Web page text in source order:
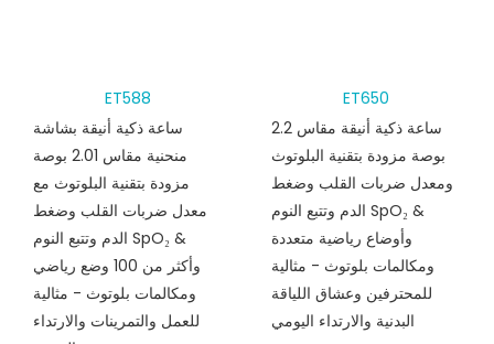
ET588
ساعة ذكية أنيقة بشاشة
منحنية مقاس 2.01 بوصة
مزودة بتقنية البلوتوث مع
معدل ضربات القلب وضغط
الدم وتتبع النوم SpO₂ &
وأكثر من 100 وضع رياضي
ومكالمات بلوتوث - مثالية
للعمل والتمرينات والارتداء
ET650
ساعة ذكية أنيقة مقاس 2.2
بوصة مزودة بتقنية البلوتوث
ومعدل ضربات القلب وضغط
الدم وتتبع النوم SpO₂ &
وأوضاع رياضية متعددة
ومكالمات بلوتوث - مثالية
للمحترفين وعشاق اللياقة
البدنية والارتداء اليومي